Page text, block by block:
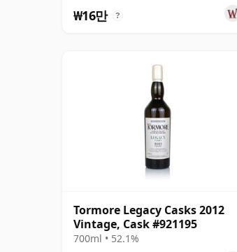
₩16만 ?
Tormore Legacy Casks 2012
Vintage, Cask #921195
700ml • 52.1%